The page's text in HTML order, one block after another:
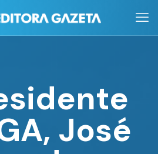
José